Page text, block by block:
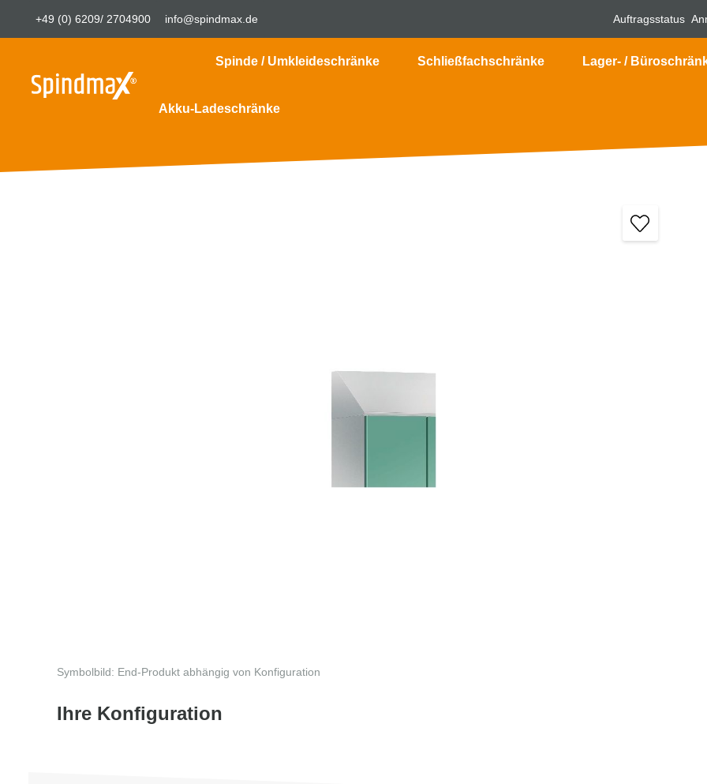
+49 (0) 6209/ 2704900 info@spindmax.de Auftragsstatus
Spinde / Umkleideschränke Schließfachschränke Lager- /
Akku-Ladeschränke
Symbolbild: End-Produkt abhängig von Konfiguration
Ihre Konfiguration